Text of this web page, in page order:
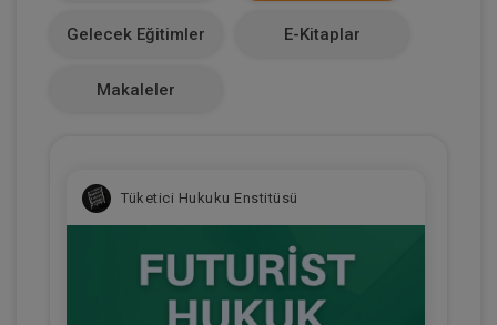
0
Gelecek Eğitimler E-Kitaplar
Makaleler
Tüketici Hukuku Enstitüsü